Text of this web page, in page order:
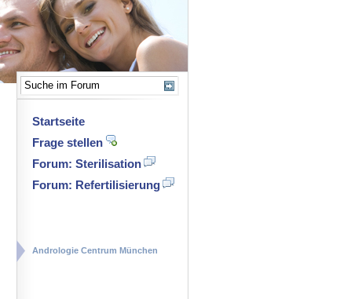
Startseite
Frage stellen
Forum: Sterilisation
Forum: Refertilisierung
Andrologie Centrum München